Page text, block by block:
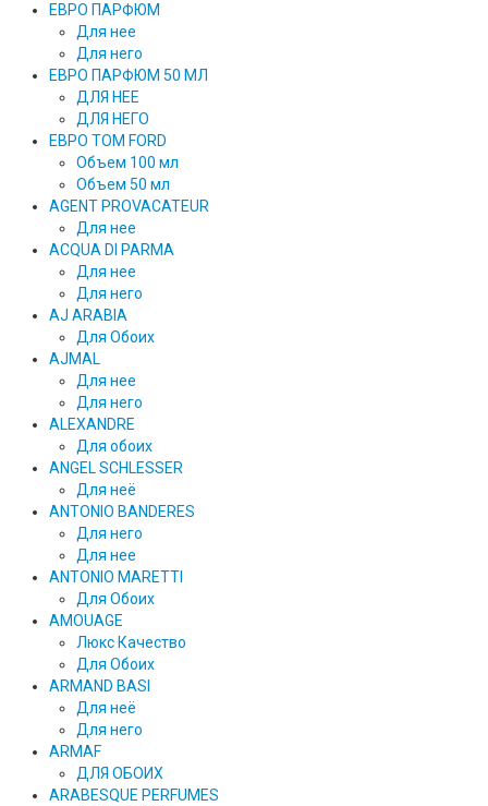
ЕВРО ПАРФЮМ
Для нее
Для него
ЕВРО ПАРФЮМ 50 МЛ
ДЛЯ НЕЕ
ДЛЯ НЕГО
ЕВРО TOM FORD
Объем 100 мл
Объем 50 мл
AGENT PROVACATEUR
Для нее
ACQUA DI PARMA
Для нее
Для него
AJ ARABIA
Для Обоих
AJMAL
Для нее
Для него
ALEXANDRE
Для обоих
ANGEL SCHLESSER
Для неё
ANTONIO BANDERES
Для него
Для нее
ANTONIO MARETTI
Для Обоих
AMOUAGE
Люкс Качество
Для Обоих
ARMAND BASI
Для неё
Для него
ARMAF
ДЛЯ ОБОИХ
ARABESQUE PERFUMES